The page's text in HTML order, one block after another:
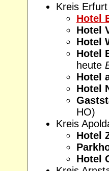
Kreis
Hotel
Hotel
Hotel
Hotel
heute
Hotel
Hotel
HO)
Kreis
Hotel
Hotel